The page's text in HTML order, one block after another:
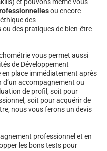
ou encore
des
des pratiques de bien-être
vous permet aussi
de Développement
place immédiatement après
d’un accompagnement ou
de profil, soit pour
soit pour acquérir de
nous vous ferons un devis
professionnel et en
les bons tests pour